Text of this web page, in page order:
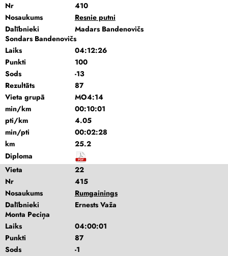
Nr
410
Nosaukums
Resnie putni
Dalībnieki
Madars Bandenovičs
Sondars Bandenovičs
Laiks
04:12:26
Punkti
100
Sods
-13
Rezultāts
87
Vieta grupā
MO4:14
min/km
00:10:01
pti/km
4.05
min/pti
00:02:28
km
25.2
Diploma
Vieta
22
Nr
415
Nosaukums
Rumgainings
Dalībnieki
Ernests Važa
Monta Peciņa
Laiks
04:00:01
Punkti
87
Sods
-1